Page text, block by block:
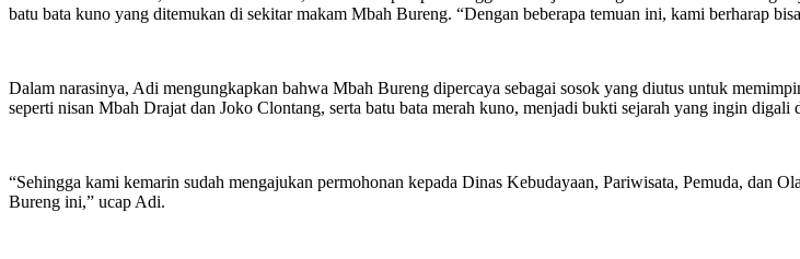
batu bata kuno yang ditemukan di sekitar makam Mbah Bureng. “Dengan beberapa temuan ini, kami berharap
Dalam narasinya, Adi mengungkapkan bahwa Mbah Bureng dipercaya sebagai sosok yang diutus untuk
seperti nisan Mbah Drajat dan Joko Clontang, serta batu bata merah kuno, menjadi bukti sejarah yang ingin digali
“Sehingga kami kemarin sudah mengajukan permohonan kepada Dinas Kebudayaan, Pariwisata, Pemuda, dan
Bureng ini,” ucap Adi.